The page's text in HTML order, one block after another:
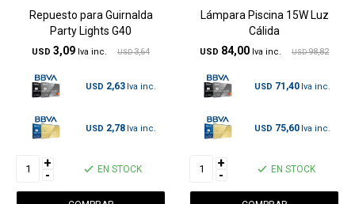
Repuesto para Guirnalda
Party Lights G40
USD 3,09 USD 3,64
USD 2,63
USD 2,78
+
- EN STOCK
Lámpara Piscina 15W Luz
Cálida
USD 84,00 USD 98,82
USD 71,40
USD 75,60
+
- EN STOCK